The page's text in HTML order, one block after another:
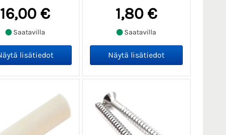
16,00 €
Saatavilla
1,80 €
Saatavilla